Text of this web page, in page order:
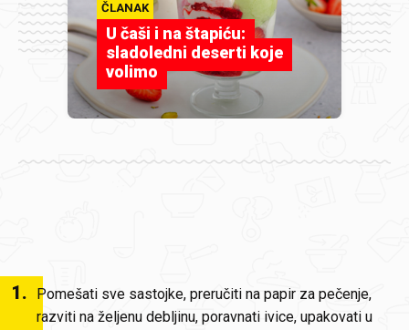
ČLANAK
U čaši i na štapiću:
sladoledni deserti koje
volimo
1.
Pomešati sve sastojke, preručiti na papir za pečenje,
razviti na željenu debljinu, poravnati ivice, upakovati u